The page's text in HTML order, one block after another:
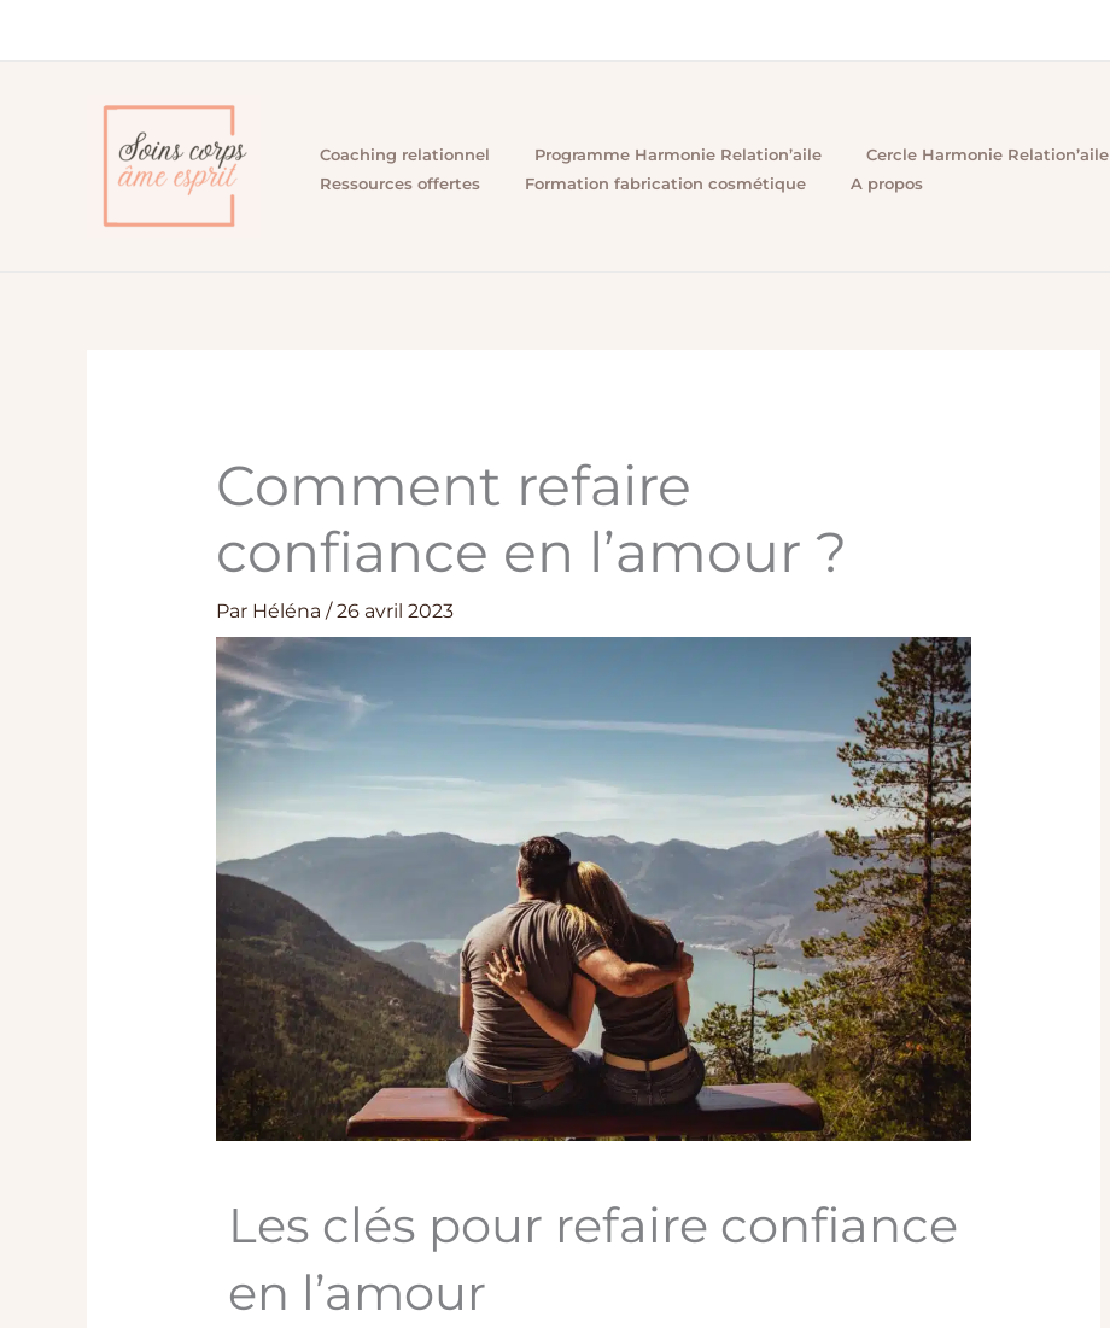
Coaching relationnel Programme Harmonie Relation’aile
Cercle Harmonie Relation’aile
Ressources offertes
Formation fabrication cosmétique A propos
Comment refaire
confiance en l’amour ?
Par Héléna /26 avril 2023
Les clés pour refaire confiance
en l’amour